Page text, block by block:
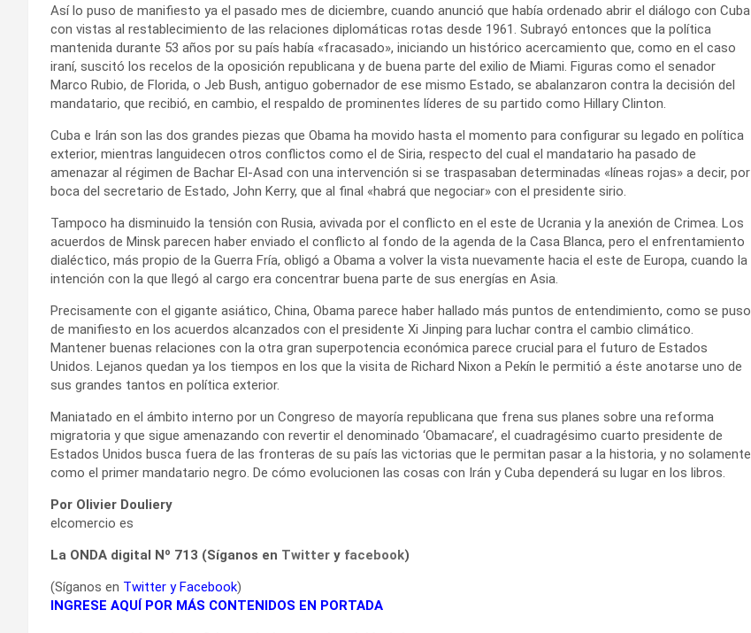
Así lo puso de manifiesto ya el pasado mes de diciembre, cuando anunció que había ordenado abrir el diálogo con Cuba
con vistas al restablecimiento de las relaciones diplomáticas rotas desde 1961. Subrayó entonces que la política
mantenida durante 53 años por su país había «fracasado», iniciando un histórico acercamiento que, como en el caso
iraní, suscitó los recelos de la oposición republicana y de buena parte del exilio de Miami. Figuras como el senador
Marco Rubio, de Florida, o Jeb Bush, antiguo gobernador de ese mismo Estado, se abalanzaron contra la decisión del
mandatario, que recibió, en cambio, el respaldo de prominentes líderes de su partido como Hillary Clinton.
Cuba e Irán son las dos grandes piezas que Obama ha movido hasta el momento para configurar su legado en política
exterior, mientras languidecen otros conflictos como el de Siria, respecto del cual el mandatario ha pasado de
amenazar al régimen de Bachar El-Asad con una intervención si se traspasaban determinadas «líneas rojas» a decir, por
boca del secretario de Estado, John Kerry, que al final «habrá que negociar» con el presidente sirio.
Tampoco ha disminuido la tensión con Rusia, avivada por el conflicto en el este de Ucrania y la anexión de Crimea. Los
acuerdos de Minsk parecen haber enviado el conflicto al fondo de la agenda de la Casa Blanca, pero el enfrentamiento
dialéctico, más propio de la Guerra Fría, obligó a Obama a volver la vista nuevamente hacia el este de Europa, cuando la
intención con la que llegó al cargo era concentrar buena parte de sus energías en Asia.
Precisamente con el gigante asiático, China, Obama parece haber hallado más puntos de entendimiento, como se puso
de manifiesto en los acuerdos alcanzados con el presidente Xi Jinping para luchar contra el cambio climático.
Mantener buenas relaciones con la otra gran superpotencia económica parece crucial para el futuro de Estados
Unidos. Lejanos quedan ya los tiempos en los que la visita de Richard Nixon a Pekín le permitió a éste anotarse uno de
sus grandes tantos en política exterior.
Maniatado en el ámbito interno por un Congreso de mayoría republicana que frena sus planes sobre una reforma
migratoria y que sigue amenazando con revertir el denominado ‘Obamacare’, el cuadragésimo cuarto presidente de
Estados Unidos busca fuera de las fronteras de su país las victorias que le permitan pasar a la historia, y no solamente
como el primer mandatario negro. De cómo evolucionen las cosas con Irán y Cuba dependerá su lugar en los libros.
Por Olivier Douliery
elcomercio es
La ONDA digital Nº 713 (Síganos en Twitter y facebook)
(Síganos en Twitter yFacebook)
INGRESE AQUÍ POR MÁS CONTENIDOS EN PORTADA